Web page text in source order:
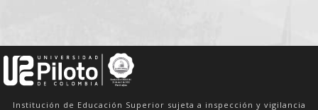
Institución de Educación Superior sujeta a inspección y vigilancia